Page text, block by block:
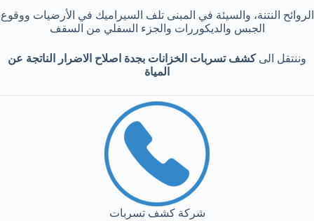
الروائح النتنة، والسيئة في المبنى تلف السیرامیك في الأرضیات ووقوع
الجبس والديكوررات والجزء السفلي من السقف
وننتقل الى كشف تسربات الخزانات بجدة اصلاح الاضرار الناتجة عن
المياة
شركة كشف تسربات